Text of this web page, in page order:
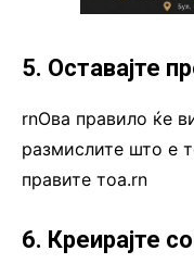
5. Оставајте
rnОва правило ќе
размислите што е
правите тоа.rn
6. Креирајте